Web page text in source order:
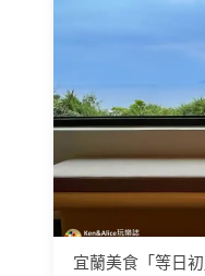
宜蘭美食「等日